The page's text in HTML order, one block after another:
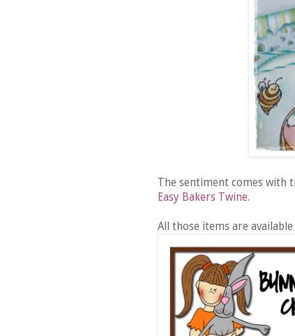
The sentiment comes with
Easy Bakers Twine.
All those items are